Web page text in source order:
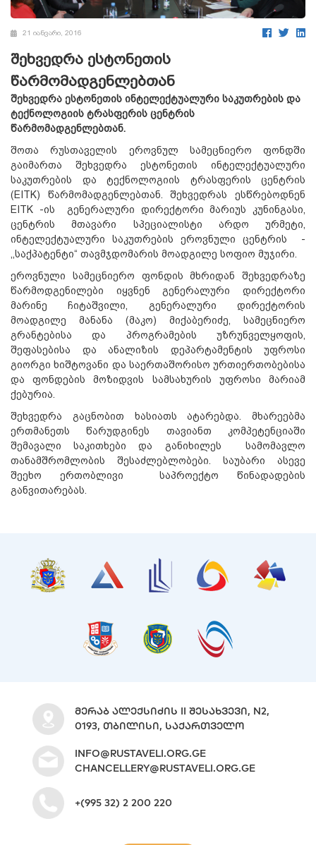
21 იანვარი, 2016
შეხვედრა ესტონეთის
წარმომადგენლებთან
შეხვედრა ესტონეთის ინტელექტუალური საკუთრების და
ტექნოლოგიის ტრასფერის ცენტრის
წარმომადგენლებთან.
შოთა რუსთაველის ეროვნულ სამეცნიერო ფონდში
გაიმართა შეხვედრა ესტონეთის ინტელექტუალური
საკუთრების და ტექნოლოგიის ტრასფერის ცენტრის
(EITK) წარმომადგენლებთან. შეხვედრას ესწრებოდნენ
EITK -ის გენერალური დირექტორი მარიუს კუნინგასი,
ცენტრის მთავარი სპეციალისტი არდო ურმეტი,
ინტელექტუალური საკუთრების ეროვნული ცენტრის -
,,საქპატენტი“ თავმჯდომარის მოადგილე სოფიო მუჯირი.
ეროვნული სამეცნიერო ფონდის მხრიდან შეხვედრაზე
წარმოდგენილები იყვნენ გენერალური დირექტორი
მარინე ჩიტაშვილი, გენერალური დირექტორის
მოადგილე მანანა (მაკო) მიქაბერიძე, სამეცნიერო
გრანტებისა და პროგრამების უზრუნველყოფის,
შეფასებისა და ანალიზის დეპარტამენტის უფროსი
გიორგი ხიშტოვანი და საერთაშორისო ურთიერთობებისა
და ფონდების მოზიდვის სამსახურის უფროსი მარიამ
ქებურია.
შეხვედრა გაცნობით ხასიათს ატარებდა. მხარეებმა
ერთმანეთს წარუდგინეს თავიანთ კომპეტენციაში
შემავალი საკითხები და განიხილეს სამომავლო
თანამშრომლობის შესაძლებლობები. საუბარი ასევე
შეეხო ერთობლივი საპროექტო წინადადების
განვითარებას.
ᲛᲔᲠᲐᲑ ᲐᲚᲔᲥᲡᲘᲫᲘᲡ II ᲨᲔᲡᲐᲮᲕᲔᲕᲘ, N2,
0193, ᲗᲑᲘᲚᲘᲡᲘ, ᲡᲐᲥᲐᲠᲗᲕᲔᲚᲝ
INFO@RUSTAVELI.ORG.GE
CHANCELLERY@RUSTAVELI.ORG.GE
+(995 32) 2 200 220